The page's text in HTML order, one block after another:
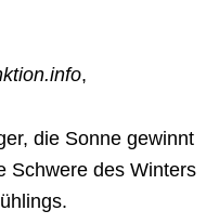
,
die Sonne gewinnt
Schwere des Winters